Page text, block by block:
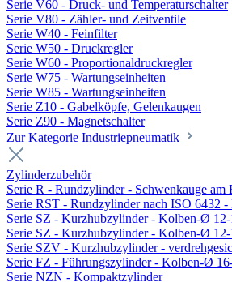
Serie V60 - Druck- und Temperaturschalter
Serie V80 - Zähler- und Zeitventile
Serie W40 - Feinfilter
Serie W50 - Druckregler
Serie W60 - Proportionaldruckregler
Serie W75 - Wartungseinheiten
Serie W85 - Wartungseinheiten
Serie Z10 - Gabelköpfe, Gelenkaugen
Serie Z90 - Magnetschalter
Zur Kategorie Industriepneumatik
Zylinderzubehör
Serie R - Rundzylinder - Schwenkauge
Serie RST - Rundzylinder nach ISO 6432
Serie SZ - Kurzhubzylinder - Kolben-Ø
Serie SZ - Kurzhubzylinder - Kolben-Ø 12-
Serie SZV - Kurzhubzylinder -
Serie FZ - Führungszylinder - Kolben-Ø
Serie NZN - Kompaktzylinder